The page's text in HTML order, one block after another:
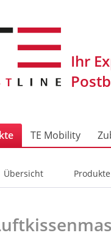
TE Mobility
Übersicht Produkte